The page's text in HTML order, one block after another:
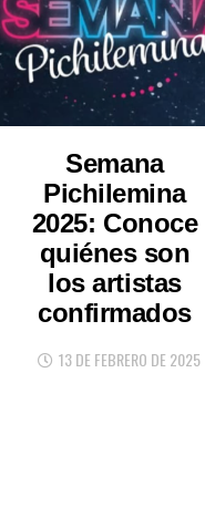
Semana
Pichilemina
2025: Conoce
quiénes son
los artistas
confirmados
13 DE FEBRERO DE 2025